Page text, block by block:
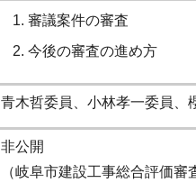
審議案件の審査
今後の審査の進め方
青木哲委員、小林孝一委員、
非公開
（岐阜市建設工事総合評価審